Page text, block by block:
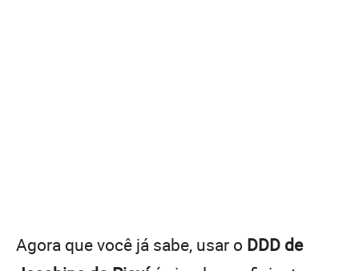
Agora que você já sabe, usar o DDD de